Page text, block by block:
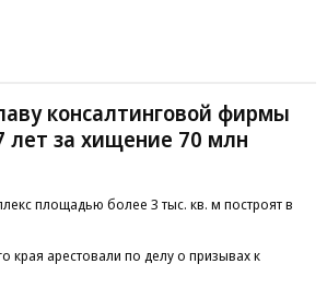
консалтинговой фирмы
лет за хищение 70 млн
площадью более 3 тыс. кв. м построят в
края арестовали по делу о призывах к